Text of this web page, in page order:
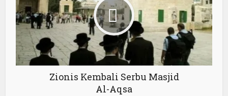
Zionis Kembali Serbu Masjid
Al-Aqsa